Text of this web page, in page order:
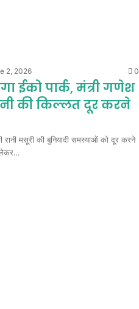
2, 2026 0
ईको पार्क, मंत्री गणेश
की किल्लत दूर करने
रानी मसूरी की बुनियादी समस्याओं को दूर करने
लेकर…